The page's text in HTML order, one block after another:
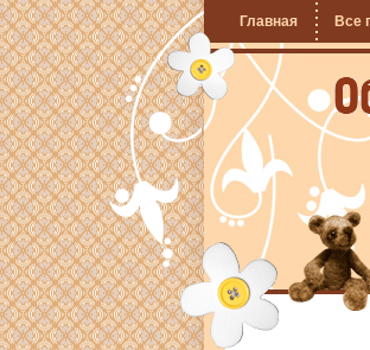
Главная Все